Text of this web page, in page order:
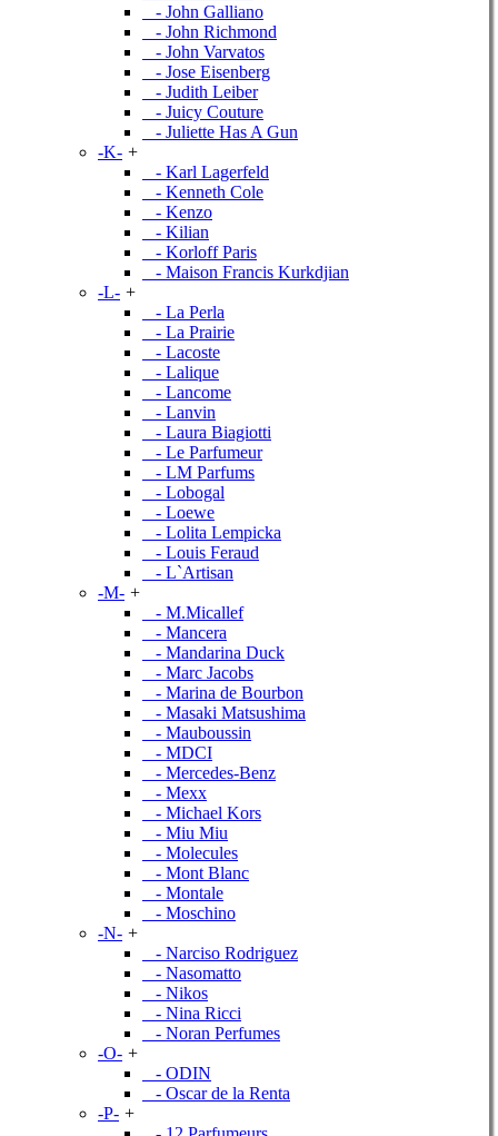
- John Galliano
- John Richmond
- John Varvatos
- Jose Eisenberg
- Judith Leiber
- Juicy Couture
- Juliette Has A Gun
-K- +
- Karl Lagerfeld
- Kenneth Cole
- Kenzo
- Kilian
- Korloff Paris
- Maison Francis Kurkdjian
-L- +
- La Perla
- La Prairie
- Lacoste
- Lalique
- Lancome
- Lanvin
- Laura Biagiotti
- Le Parfumeur
- LM Parfums
- Lobogal
- Loewe
- Lolita Lempicka
- Louis Feraud
- L`Artisan
-M- +
- M.Micallef
- Mancera
- Mandarina Duck
- Marc Jacobs
- Marina de Bourbon
- Masaki Matsushima
- Mauboussin
- MDCI
- Mercedes-Benz
- Mexx
- Michael Kors
- Miu Miu
- Molecules
- Mont Blanc
- Montale
- Moschino
-N- +
- Narciso Rodriguez
- Nasomatto
- Nikos
- Nina Ricci
- Noran Perfumes
-O- +
- ODIN
- Oscar de la Renta
-P- +